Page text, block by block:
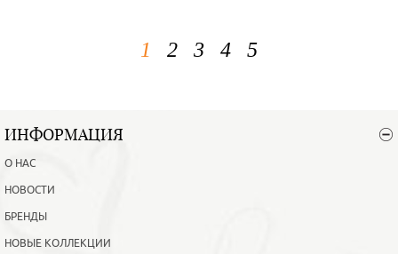
1 2 3 4 5
ИНФОРМАЦИЯ
О НАС
НОВОСТИ
БРЕНДЫ
НОВЫЕ КОЛЛЕКЦИИ